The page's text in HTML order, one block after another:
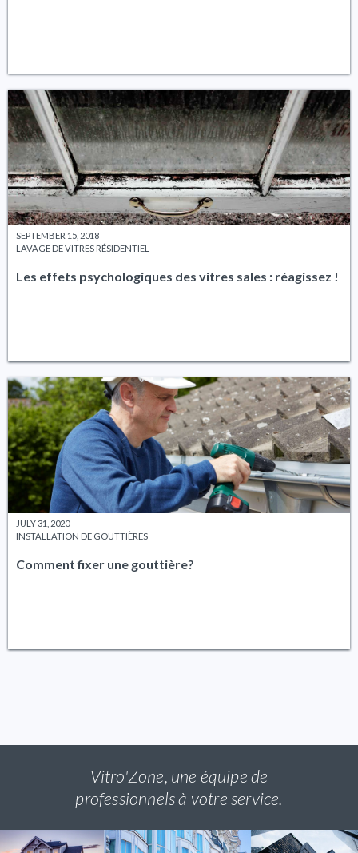
SEPTEMBER 15, 2018
LAVAGE DE VITRES RÉSIDENTIEL
Les effets psychologiques des vitres sales : réagissez !
JULY 31, 2020
INSTALLATION DE GOUTTIÈRES
Comment fixer une gouttière?
Vitro'Zone, une équipe de
professionnels à votre service.